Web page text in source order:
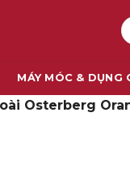
MÁY MÓC & DỤNG
Osterberg